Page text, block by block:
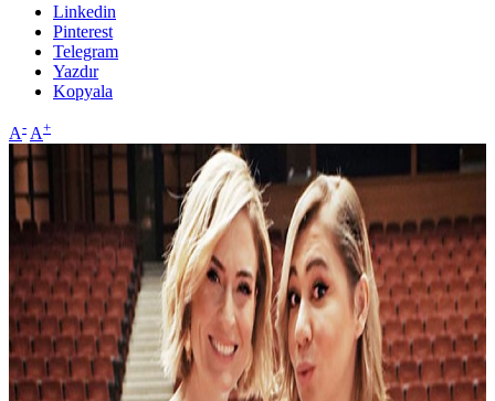
Linkedin
Pinterest
Telegram
Yazdır
Kopyala
A- A+